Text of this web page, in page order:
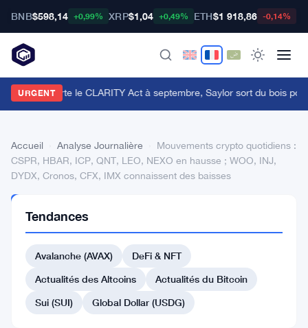
BNB$598,14 +0,99% XRP$1,04 +0,49% ETH$1 918,86 -0,14%
URGENT
Sénat reporte le CLARITY Act à septembre, Saylor sort du bois
Accueil Analyse Journalière
Mouvements crypto quotidiens :
CSPR, HBAR, ICP, QNT, LEO, NEXO en hausse ; WOO, INJ,
DYDX, Cronos, CFX, IMX connaissent des baisses
JOURNALIÈRE
crypto
quotidiens
Tendances
Avalanche (AVAX)
DeFi & NFT
Actualités des Altcoins
Actualités du Bitcoin
Sui (SUI)
Global Dollar (USDG)